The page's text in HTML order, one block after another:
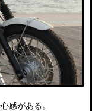
感がある。